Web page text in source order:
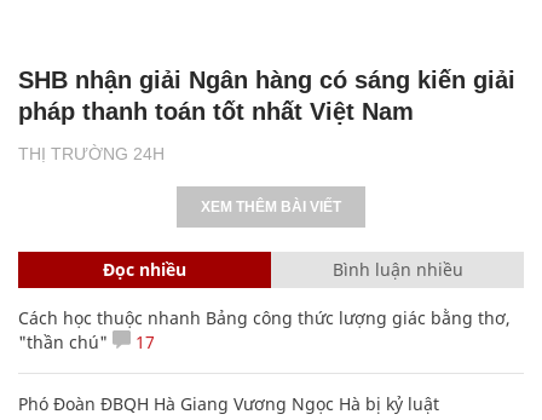
THỊ TRƯỜNG 24H
SHB nhận giải Ngân hàng có sáng kiến giải
pháp thanh toán tốt nhất Việt Nam
XEM THÊM BÀI VIẾT
Đọc nhiều Bình luận nhiều
Cách học thuộc nhanh Bảng công thức lượng giác bằng thơ,
"thần chú"
17
Phó Đoàn ĐBQH Hà Giang Vương Ngọc Hà bị kỷ luật